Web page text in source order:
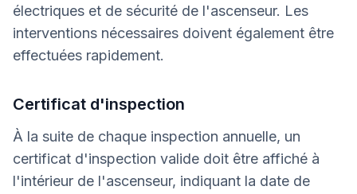
électriques et de sécurité de l'ascenseur. Les
interventions nécessaires doivent également être
effectuées rapidement.
Certificat d'inspection
À la suite de chaque inspection annuelle, un
certificat d'inspection valide doit être affiché à
l'intérieur de l'ascenseur, indiquant la date de